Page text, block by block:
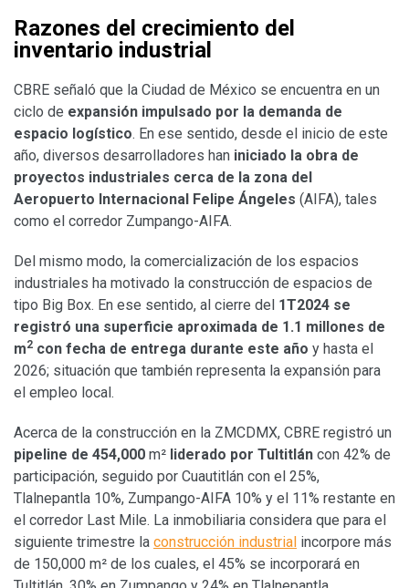
Razones del crecimiento del
inventario industrial
CBRE señaló que la Ciudad de México se encuentra en un
ciclo de expansión impulsado por la demanda de
espacio logístico. En ese sentido, desde el inicio de este
año, diversos desarrolladores han iniciado la obra de
proyectos industriales cerca de la zona del
Aeropuerto Internacional Felipe Ángeles (AIFA), tales
como el corredor Zumpango-AIFA.
Del mismo modo, la comercialización de los espacios
industriales ha motivado la construcción de espacios de
tipo Big Box. En ese sentido, al cierre del 1T2024 se
registró una superficie aproximada de 1.1 millones de
m2 con fecha de entrega durante este año y hasta el
2026; situación que también representa la expansión para
el empleo local.
Acerca de la construcción en la ZMCDMX, CBRE registró un
pipeline de 454,000 m² liderado por Tultitlán con 42% de
participación, seguido por Cuautitlán con el 25%,
Tlalnepantla 10%, Zumpango-AIFA 10% y el 11% restante en
el corredor Last Mile. La inmobiliaria considera que para el
siguiente trimestre la construcción industrial incorpore más
de 150,000 m² de los cuales, el 45% se incorporará en